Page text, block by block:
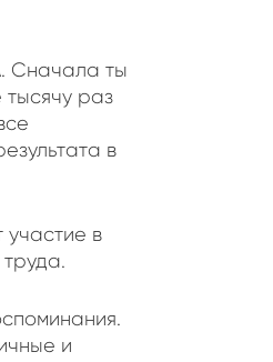
Сначала ты
раз
в
участие в
и